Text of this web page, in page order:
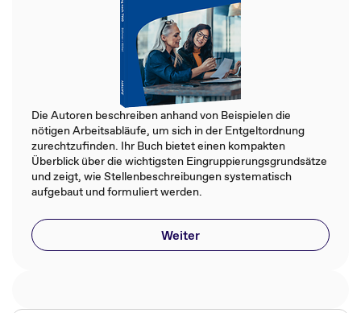
Die Autoren beschreiben anhand von Beispielen die
nötigen Arbeitsabläufe, um sich in der Entgeltordnung
zurechtzufinden. Ihr Buch bietet einen kompakten
Überblick über die wichtigsten Eingruppierungsgrundsätze
und zeigt, wie Stellenbeschreibungen systematisch
aufgebaut und formuliert werden.
Weiter